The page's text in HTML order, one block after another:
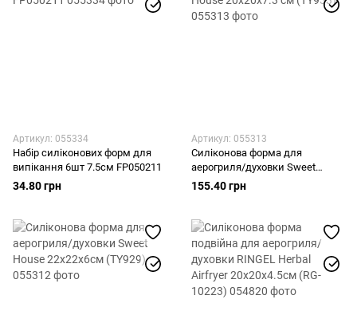
Артикул: 055334
Набір силіконових форм для
випікання 6шт 7.5см FP050211
34.80 грн
Артикул: 055313
Силіконова форма для
аерогриля/духовки Sweet
House 20x20x7.3 см (TY933)
155.40 грн